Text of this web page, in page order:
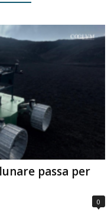
passa per
0